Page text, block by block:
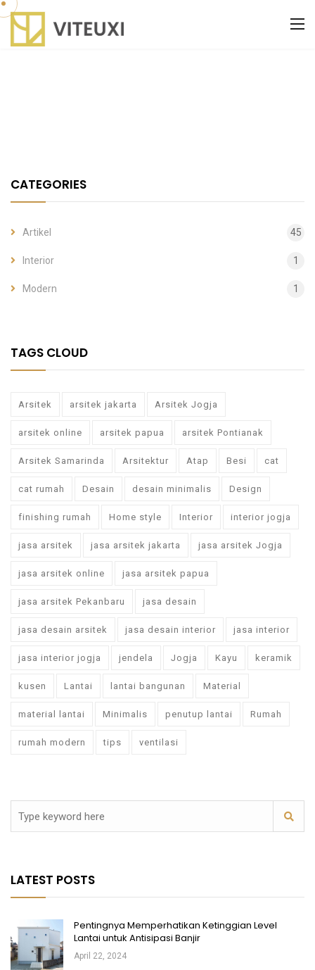
CATEGORIES
Artikel 45
Interior 1
Modern 1
TAGS CLOUD
Arsitek arsitek jakarta Arsitek Jogja
arsitek online arsitek papua arsitek Pontianak
Arsitek Samarinda Arsitektur Atap Besi cat
cat rumah Desain desain minimalis Design
finishing rumah Home style Interior interior jogja
jasa arsitek jasa arsitek jakarta jasa arsitek Jogja
jasa arsitek online jasa arsitek papua
jasa arsitek Pekanbaru jasa desain
jasa desain arsitek jasa desain interior jasa interior
jasa interior jogja jendela Jogja Kayu keramik
kusen Lantai lantai bangunan Material
material lantai Minimalis penutup lantai Rumah
rumah modern tips ventilasi
LATEST POSTS
Pentingnya Memperhatikan Ketinggian Level
Lantai untuk Antisipasi Banjir
April 22, 2024